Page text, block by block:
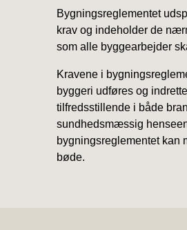
Bygningsreglementet
krav og indeholder de
som alle byggearbejder
Kravene i
byggeri udføres og
tilfredsstillende i både
sundhedsmæssig
bygningsreglementet kan
bøde.